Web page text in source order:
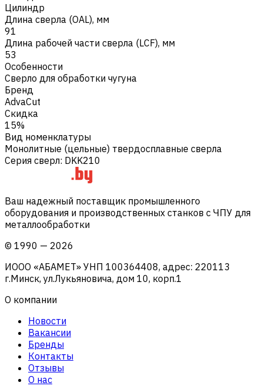
Цилиндр
Длина сверла (OAL), мм
91
Длина рабочей части сверла (LCF), мм
53
Особенности
Сверло для обработки чугуна
Бренд
AdvaCut
Скидка
15%
Вид номенклатуры
Монолитные (цельные) твердосплавные сверла
Серия сверл: DKK210
Ваш надежный поставщик промышленного
оборудования и производственных станков с ЧПУ для
металлообработки
© 1990 — 2026
ИООО «АБАМЕТ» УНП 100364408, адрес: 220113
г.Минск, ул.Лукьяновича, дом 10, корп.1
О компании
Новости
Вакансии
Бренды
Контакты
Отзывы
О нас